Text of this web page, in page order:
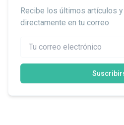
Recibe los últimos artículos
directamente en tu correo